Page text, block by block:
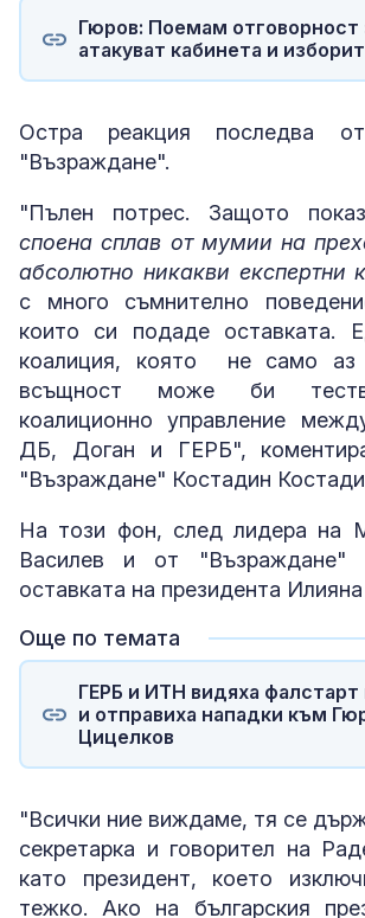
Гюров: Поемам отговорност
атакуват кабинета и
Остра реакция последва
"Възраждане".
"Пълен потрес. Защото
споена сплав от мумии на
абсолютно никакви експертни
с много съмнително
които си подаде оставката.
коалиция, която не само аз
всъщност може би
коалиционно управление
ДБ, Доган и ГЕРБ",
"Възраждане" Костадин
На този фон, след лидера на
Василев и от "Възраждане"
оставката на президента
Още по темата
ГЕРБ и ИТН видяха фалстарт
и отправиха нападки към
Цицелков
"Всички ние виждаме, тя се
секретарка и говорител на
като президент, което
тежко. Ако на българския